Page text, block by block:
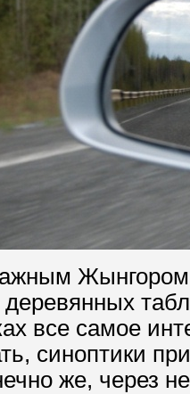
Жынгором
деревянных
все самое
синоптики
же, через